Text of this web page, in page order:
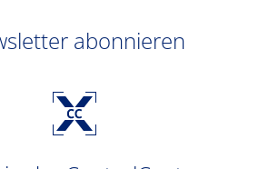
abonnieren